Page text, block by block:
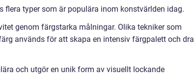
typer som är populära inom konstvärlden idag.
genom färgstarka målningar. Olika tekniker som
används för att skapa en intensiv färgpalett och dra
och utgör en unik form av visuellt lockande